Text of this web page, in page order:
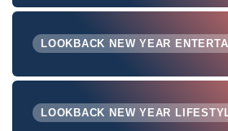
LOOKBACK NEW YEAR
LOOKBACK NEW YEAR